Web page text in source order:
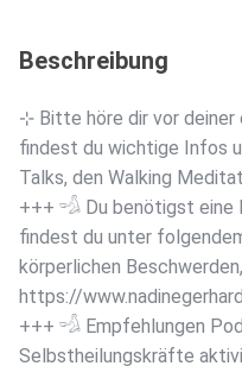
Beschreibung
⊹ Bitte höre dir vor
findest du wichtige Infos
Talks, den Walking
+++ 𓁉 Du benötigst eine
findest du unter
körperlichen
https://
+++ 𓁉 Empfehlungen
Selbstheilungskräfte